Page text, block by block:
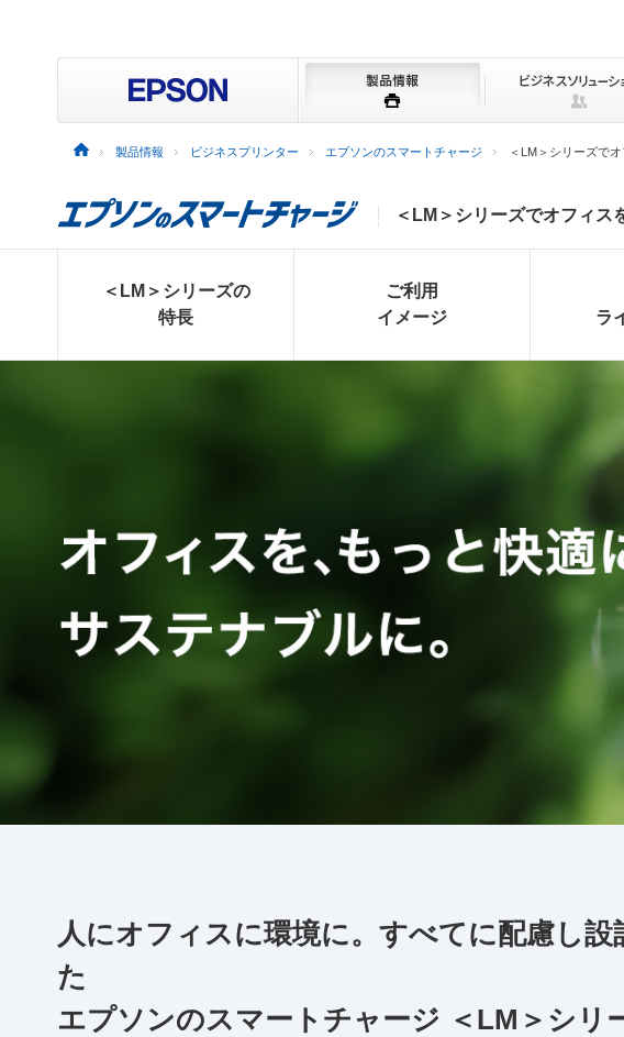
製品情報 ビジネスプリンター エプソンのスマートチャージ ＜LM＞シリーズで
＜LM＞シリーズでオフィス
＜LM＞ シリーズの
特長
ご利用
イメージ
ラ
人にオフィスに環境に。すべてに配慮し設
た
エプソンのスマートチャージ ＜LM＞シリ